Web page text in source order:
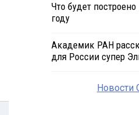
Что будет
году
Академик РАН
для России супер